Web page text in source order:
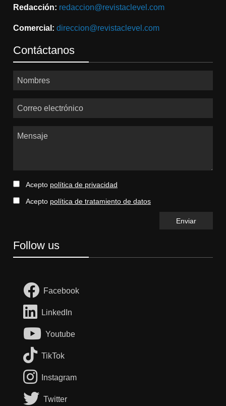
Redacción: redaccion@revistaclevel.com
Comercial: direccion@revistaclevel.com
Contáctanos
Nombres
Correo electrónico
Mensaje
Acepto política de privacidad
Acepto política de tratamiento de datos
Follow us
Facebook
LinkedIn
Youtube
TikTok
Instagram
Twitter